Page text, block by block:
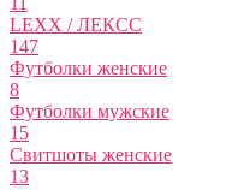
LEXX / ЛЕКСС
147
Футболки женские
8
Футболки мужские
15
Свитшоты женские
13